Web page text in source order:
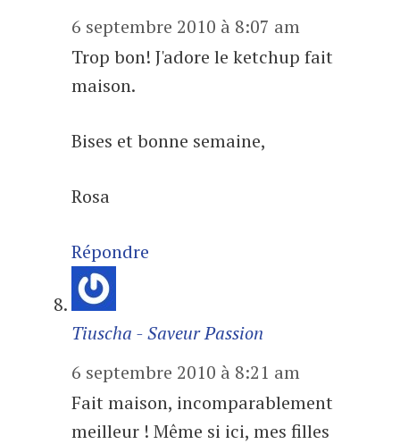
6 septembre 2010 à 8:07 am
Trop bon! J'adore le ketchup fait
maison.
Bises et bonne semaine,
Rosa
Répondre
Tiuscha - Saveur Passion
6 septembre 2010 à 8:21 am
Fait maison, incomparablement
meilleur ! Même si ici, mes filles